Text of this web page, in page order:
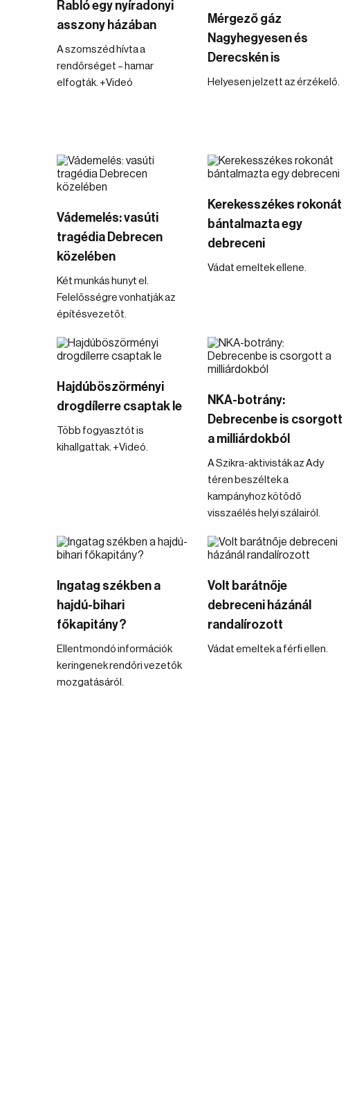
Rabló egy nyíradonyi
asszony házában
A szomszéd hívta a
rendőrséget – hamar
elfogták. +Videó
Mérgező gáz
Nagyhegyesen és
Derecskén is
Helyesen jelzett az érzékelő.
Vádemelés: vasúti
tragédia Debrecen
közelében
Két munkás hunyt el.
Felelősségre vonhatják az
építésvezetőt.
Kerekesszékes rokonát
bántalmazta egy
debreceni
Vádat emeltek ellene.
Hajdúböszörményi
drogdílerre csaptak le
Több fogyasztót is
kihallgattak. +Videó.
NKA-botrány:
Debrecenbe is csorgott
a milliárdokból
A Szikra-aktivisták az Ady
téren beszéltek a
kampányhoz kötődő
visszaélés helyi szálairól.
Ingatag székben a
hajdú-bihari
főkapitány?
Ellentmondó információk
keringenek rendőri vezetők
mozgatásáról.
Volt barátnője
debreceni házánál
randalírozott
Vádat emeltek a férfi ellen.